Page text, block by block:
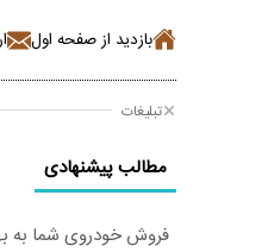
بازدید از صفحه اول
تبلیغات
مطالب پیشنهادی
فروش خودروی شما به